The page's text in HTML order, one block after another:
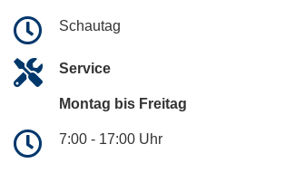
Schautag
Service
Montag bis Freitag
7:00 - 17:00 Uhr